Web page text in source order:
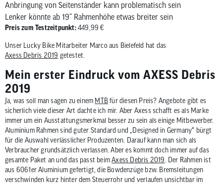
Benutzer
können
Touch-
und
Anbringung von Seitenständer kann problematisch sein
Lenker könnte ab 19“ Rahmenhöhe etwas breiter sein
Preis zum Testzeitpunkt:449,99 €
Unser Lucky Bike Mitarbeiter Marco aus Bielefeld hat das
Axess Debris 2019 getestet.
Mein erster Eindruck vom AXESS Debris
2019
Ja, was soll man sagen zu einem MTBfür diesen Preis? Angebote gibt es
sicherlich viele dieser Art dachte ich mir. Aber Axess schafft es als Marke
immer um ein Ausstattungsmerkmal besser zu sein als einige Mitbewerber.
Aluminium Rahmen sind guter Standard und „Designed in Germany“ bürgt
für die Auswahl verlässlicher Produzenten. Darauf kann man sich als
Verbraucher grundsätzlich verlassen. Aber es kommt doch immer auf das
gesamte Paket an und das passt beimAxess Debris 2019
. Der Rahmen ist
aus 6061er Aluminium gefertigt, die Bowdenzüge bzw. Bremsleitungen
verschwinden kurz hinter dem Steuerrohr und verlaufen unsichtbar im